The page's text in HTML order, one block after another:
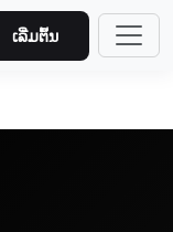
ເລີ່ມຕົ້ນ